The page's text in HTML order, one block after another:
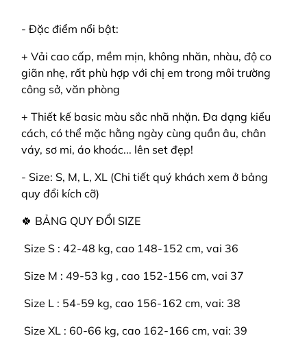
- Đặc điểm nổi bật:
+ Vải cao cấp, mềm mịn, không nhăn, nhàu, độ co
giãn nhẹ, rất phù hợp với chị em trong môi trường
công sở, văn phòng
+ Thiết kế basic màu sắc nhã nhặn. Đa dạng kiểu
cách, có thể mặc hằng ngày cùng quần âu, chân
váy, sơ mi, áo khoác... lên set đẹp!
- Size: S, M, L, XL (Chi tiết quý khách xem ở bảng
quy đổi kích cỡ)
🍀 BẢNG QUY ĐỔI SIZE
️ Size S : 42-48 kg, cao 148-152 cm, vai 36
️ Size M : 49-53 kg , cao 152-156 cm, vai 37
️ Size L : 54-59 kg, cao 156-162 cm, vai: 38
️ Size XL : 60-66 kg, cao 162-166 cm, vai: 39